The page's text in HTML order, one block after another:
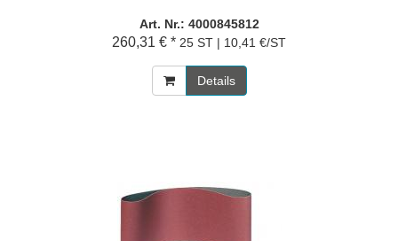
Art. Nr.: 4000845812
260,31 € * 25 ST | 10,41 €/ST
Details